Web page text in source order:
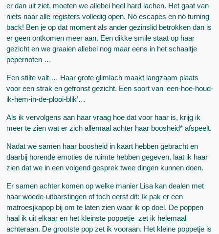
er dan uit ziet, moeten we allebei heel hard lachen. Het gaat van
niets naar alle registers volledig open. Nó escapes en nó turning
back! Ben je op dat moment als ander gezinslid betrokken dan is
er geen ontkomen meer aan. Een dikke smile staat op haar
gezicht en we graaien allebei nog maar eens in het schaaltje
pepernoten …
Een stilte valt … Haar grote glimlach maakt langzaam plaats
voor een strak en gefronst gezicht. Een soort van ‘een-hoe-houd-
ik-hem-in-de-plooi-blik’…
Als ik vervolgens aan haar vraag hoe dat voor haar is, krijg ik
meer te zien wat er zich allemaal achter haar boosheid* afspeelt.
Nadat we samen haar boosheid in kaart hebben gebracht en
daarbij horende emoties de ruimte hebben gegeven, laat ik haar
zien dat we in een volgend gesprek twee dingen kunnen doen.
Er samen achter komen op welke manier Lisa kan dealen met
haar woede-uitbarstingen of toch eerst dit: Ik pak er een
matroesjkapop bij om te laten zien waar ik op doel. De poppen
haal ik uit elkaar en het kleinste poppetje zet ik helemaal
achteraan. De grootste pop zet ik vooraan. Het kleine poppetje is